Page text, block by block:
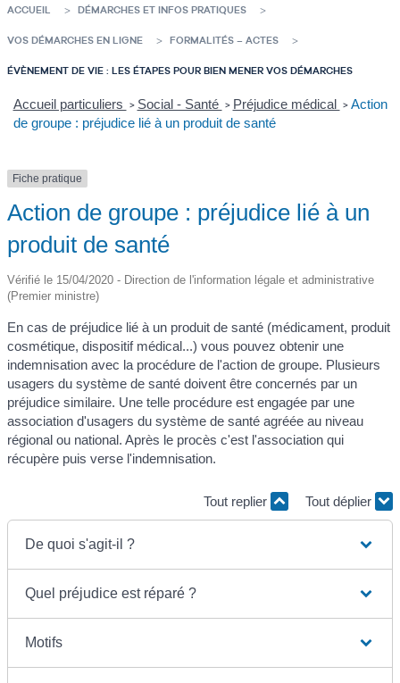
ACCUEIL DÉMARCHES ET INFOS PRATIQUES
VOS DÉMARCHES EN LIGNE FORMALITÉS – ACTES
ÉVÈNEMENT DE VIE : LES ÉTAPES POUR BIEN MENER VOS DÉMARCHES
Accueil particuliers > Social - Santé > Préjudice médical > Action
de groupe : préjudice lié à un produit de santé
Fiche pratique
Action de groupe : préjudice lié à un
produit de santé
Vérifié le 15/04/2020 - Direction de l'information légale et administrative
(Premier ministre)
En cas de préjudice lié à un produit de santé (médicament, produit
cosmétique, dispositif médical...) vous pouvez obtenir une
indemnisation avec la procédure de l'action de groupe. Plusieurs
usagers du système de santé doivent être concernés par un
préjudice similaire. Une telle procédure est engagée par une
association d'usagers du système de santé agréée au niveau
régional ou national. Après le procès c'est l'association qui
récupère puis verse l'indemnisation.
Tout replier Tout déplier
De quoi s'agit-il ?
Quel préjudice est réparé ?
Motifs